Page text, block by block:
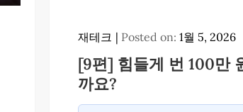
재테크 Posted on: 1월 5, 2026
[9편] 힘들게 번 100만
까요?